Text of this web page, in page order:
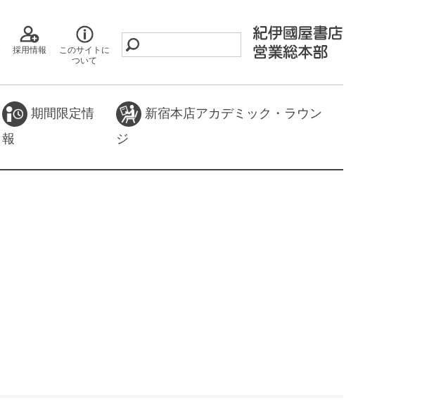
採用情報
このサイトに
ついて
期間限定情
報
新宿本店アカデミック・ラウン
ジ